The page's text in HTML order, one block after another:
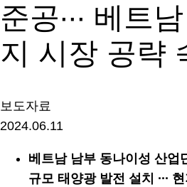
준공∙∙∙ 베트
지 시장 공략
보도자료
2024.06.11
베트남 남부 동나이성 산업
규모 태양광 발전 설치 ∙∙∙